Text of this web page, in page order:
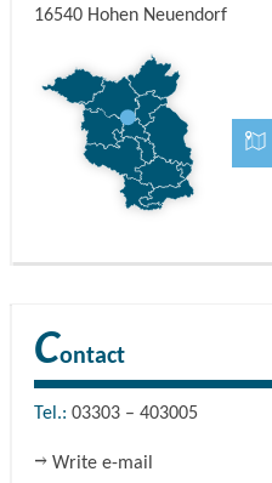
16540 Hohen Neuendorf
Contact
Tel.: 03303 – 403005
Write e-mail